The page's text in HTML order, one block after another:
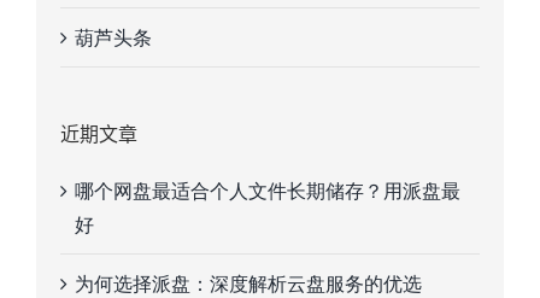
葫芦头条
近期文章
哪个网盘最适合个人文件长期储存？用派盘最
好
为何选择派盘：深度解析云盘服务的优选